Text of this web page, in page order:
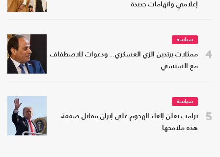
إعلامي واتهامات جديدة
4
سياسة
ممثلات يرتدين الزي العسكري.. ودعوات للاصطفاف
مع السيسي
5
سياسة
ترامب يعلن إلغاء الهجوم على إيران مقابل صفقة..
هذه ملامحها